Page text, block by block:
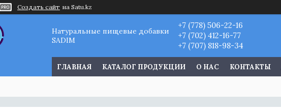
Создать сайт на Satu.kz
Натуральные пищевые добавки
SADIM
+7 (778) 506-22-16
+7 (702) 412-16-77
+7 (707) 818-98-34
ГЛАВНАЯ КАТАЛОГ ПРОДУКЦИИ О НАС КОНТАКТЫ